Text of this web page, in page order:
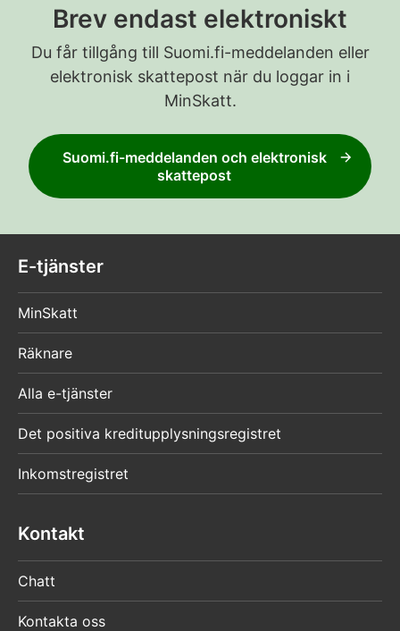
Brev endast elektroniskt
Du får tillgång till Suomi.fi-meddelanden eller
elektronisk skattepost när du loggar in i
MinSkatt.
Suomi.fi-meddelanden och elektronisk
skattepost
E-tjänster
MinSkatt
Räknare
Alla e-tjänster
Det positiva kreditupplysningsregistret
Inkomstregistret
Kontakt
Chatt
Kontakta oss